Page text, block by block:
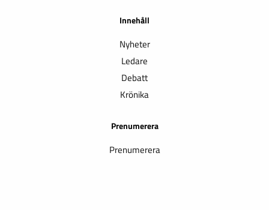
Innehåll
Nyheter
Ledare
Debatt
Krönika
Prenumerera
Prenumerera